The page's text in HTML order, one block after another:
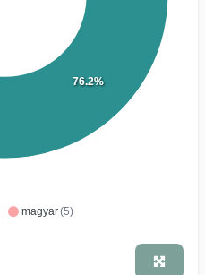
magyar(5)
76.2%